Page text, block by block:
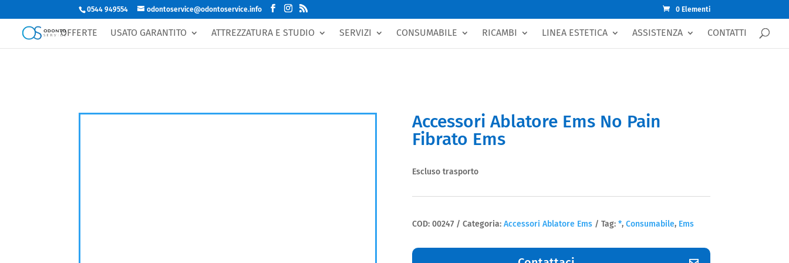
0544 949554 odontoservice@odontoservice.info 0 Elementi
OFFERTE USATO GARANTITO ATTREZZATURA E STUDIO SERVIZI CONSUMABILE RICAMBI LINEA ESTETICA ASSISTENZA CONTATTI
Accessori Ablatore Ems No Pain
Fibrato Ems
Escluso trasporto
COD: 00247 Categoria: Accessori Ablatore Ems Tag: *, Consumabile, Ems